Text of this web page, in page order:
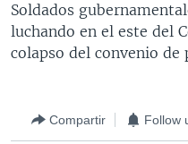
FORO [RADIO]
DEPORTIVO
ENTRETENIMIENTO
Soldados
luchando en el este del
colapso del convenio de
Compartir Follow